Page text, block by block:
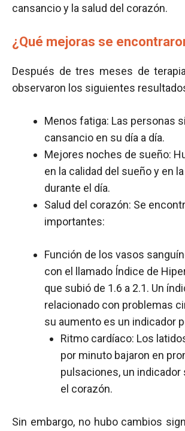
cansancio y la salud del corazón.
¿Qué mejoras se
Después de tres meses de
observaron los siguientes
Menos fatiga: Las personas
cansancio en su día a día.
Mejores noches de sueño:
en la calidad del sueño y en
durante el día.
Salud del corazón: Se
importantes:
Función de los vasos
con el llamado Índice de
que subió de 1.6 a 2.1. Un
relacionado con problemas
su aumento es un indicador
Ritmo cardíaco: Los
por minuto bajaron en
pulsaciones, un indicador
el corazón.
Sin embargo, no hubo cambios